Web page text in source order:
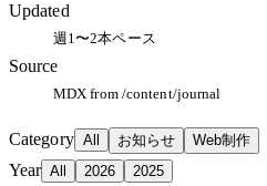
Updated
週1〜2本ペース
Source
MDX from /content/journal
Category All お知らせ Web制作
Year All 2026 2025